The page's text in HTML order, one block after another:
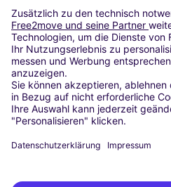
UNSERE STÄDTE
Paris
Madrid
Washington DC
Mailand
Rom
Turin
Wien
Berlin
Düsseldorf